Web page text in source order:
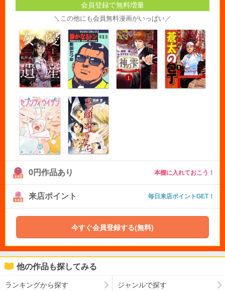
会員登録で無料増量
＼この他にも会員無料漫画がいっぱい／
0円作品あり 本棚に入れておこう！
来店ポイント 毎日来店ポイントGET！
今すぐ会員登録する(無料)
他の作品も探してみる
ランキングから探す ジャンルで探す